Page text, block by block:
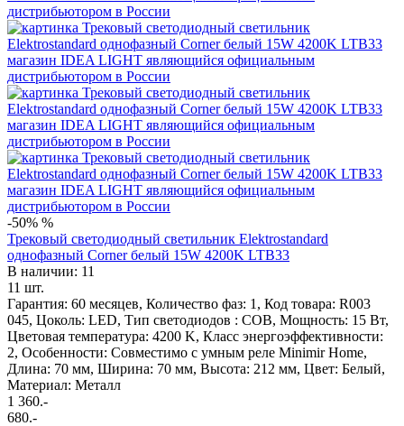
-50% %
Трековый светодиодный светильник Elektrostandard
однофазный Corner белый 15W 4200K LTB33
В наличии: 11
11 шт.
Гарантия: 60 месяцев, Количество фаз: 1, Код товара: R003
045, Цоколь: LED, Тип светодиодов : COB, Мощность: 15 Вт,
Цветовая температура: 4200 K, Класс энергоэффективности:
2, Особенности: Cовместимо с умным реле Minimir Home,
Длина: 70 мм, Ширина: 70 мм, Высота: 212 мм, Цвет: Белый,
Материал: Металл
1 360.-
680.-